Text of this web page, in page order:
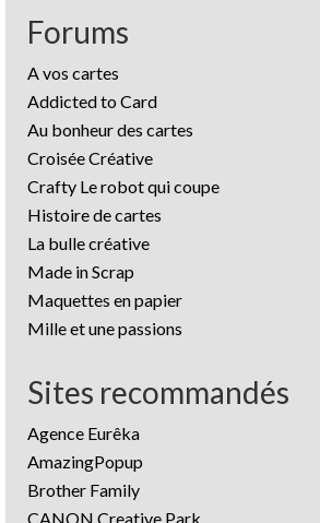
Forums
A vos cartes
Addicted to Card
Au bonheur des cartes
Croisée Créative
Crafty Le robot qui coupe
Histoire de cartes
La bulle créative
Made in Scrap
Maquettes en papier
Mille et une passions
Sites recommandés
Agence Eurêka
AmazingPopup
Brother Family
CANON Creative Park